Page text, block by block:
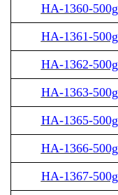
HA-1360-500g
HA-1361-500g
HA-1362-500g
HA-1363-500g
HA-1365-500g
HA-1366-500g
HA-1367-500g